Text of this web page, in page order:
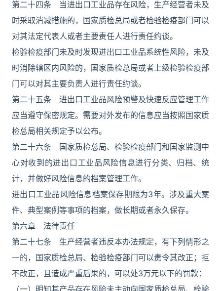
第二十四条 当进出口工业品存在风险，生产经营者未及
时采取消减措施的，国家质检总局或者检验检疫部门可以
对其法定代表人或者主要责任人进行责任约谈。
检验检疫部门未及时发现进出口工业品系统性风险，未及
时消除辖区内风险的，国家质检总局或者上级检验检疫部
门可以对其主要负责人进行责任约谈。
第二十五条 进出口工业品风险预警及快速反应管理工作
应当遵守保密规定。需要对外发布的信息应当按照国家质
检总局相关规定予以公布。
第二十六条 国家质检总局、检验检疫部门和国家监测中
心对收到的进出口工业品风险信息进行分类、归档、统
计，并做好风险信息的档案管理工作。
进出口工业品风险信息档案保存期限为3年。涉及重大案
件、典型案例等事项的档案，做长期或者永久保存。
第六章 法律责任
第二十七条 生产经营者违反本办法规定，有下列情形之
一的，国家质检总局、检验检疫部门可以责令其改正；拒
不改正，且造成严重后果的，可以处3万元以下的罚款：
（一）明知其产品存在风险未主动向国家质检总局、检验